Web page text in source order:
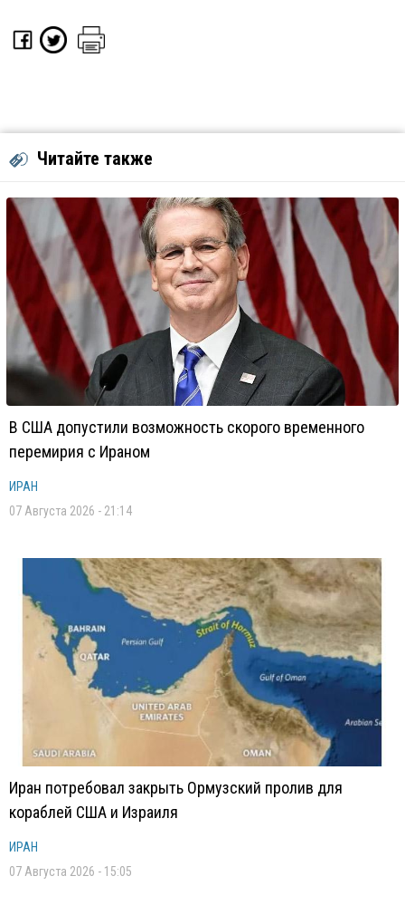
Читайте также
В США допустили возможность скорого временного
перемирия с Ираном
ИРАН
07 Августа 2026 - 21:14
Иран потребовал закрыть Ормузский пролив для
кораблей США и Израиля
ИРАН
07 Августа 2026 - 15:05